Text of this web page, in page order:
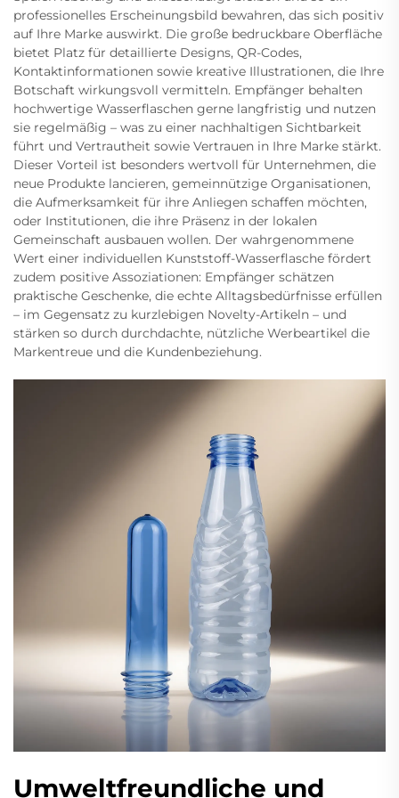
professionelles Erscheinungsbild bewahren, das sich positiv
auf Ihre Marke auswirkt. Die große bedruckbare Oberfläche
bietet Platz für detaillierte Designs, QR-Codes,
Kontaktinformationen sowie kreative Illustrationen, die Ihre
Botschaft wirkungsvoll vermitteln. Empfänger behalten
hochwertige Wasserflaschen gerne langfristig und nutzen
sie regelmäßig – was zu einer nachhaltigen Sichtbarkeit
führt und Vertrautheit sowie Vertrauen in Ihre Marke stärkt.
Dieser Vorteil ist besonders wertvoll für Unternehmen, die
neue Produkte lancieren, gemeinnützige Organisationen,
die Aufmerksamkeit für ihre Anliegen schaffen möchten,
oder Institutionen, die ihre Präsenz in der lokalen
Gemeinschaft ausbauen wollen. Der wahrgenommene
Wert einer individuellen Kunststoff-Wasserflasche fördert
zudem positive Assoziationen: Empfänger schätzen
praktische Geschenke, die echte Alltagsbedürfnisse erfüllen
– im Gegensatz zu kurzlebigen Novelty-Artikeln – und
stärken so durch durchdachte, nützliche Werbeartikel die
Markentreue und die Kundenbeziehung.
Umweltfreundliche und